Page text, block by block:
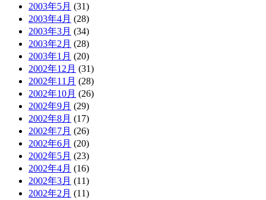
2003年5月 (31)
2003年4月 (28)
2003年3月 (34)
2003年2月 (28)
2003年1月 (20)
2002年12月 (31)
2002年11月 (28)
2002年10月 (26)
2002年9月 (29)
2002年8月 (17)
2002年7月 (26)
2002年6月 (20)
2002年5月 (23)
2002年4月 (16)
2002年3月 (11)
2002年2月 (11)